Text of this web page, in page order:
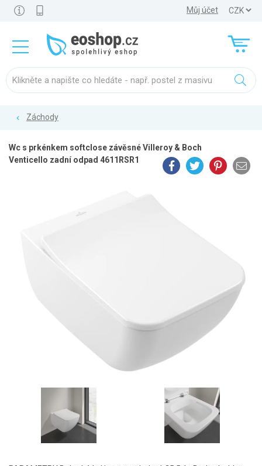
Můj účet
Záchody
Wc s prkénkem softclose závěsné Villeroy & Boch
Venticello zadní odpad 4611RSR1